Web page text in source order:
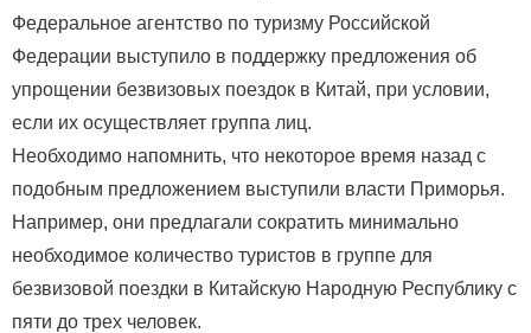
Федеральное агентство по туризму Российской
Федерации выступило в поддержку предложения об
упрощении безвизовых поездок в Китай, при условии,
если их осуществляет группа лиц.
Необходимо напомнить, что некоторое время назад с
подобным предложением выступили власти Приморья.
Например, они предлагали сократить минимально
необходимое количество туристов в группе для
безвизовой поездки в Китайскую Народную Республику с
пяти до трех человек.